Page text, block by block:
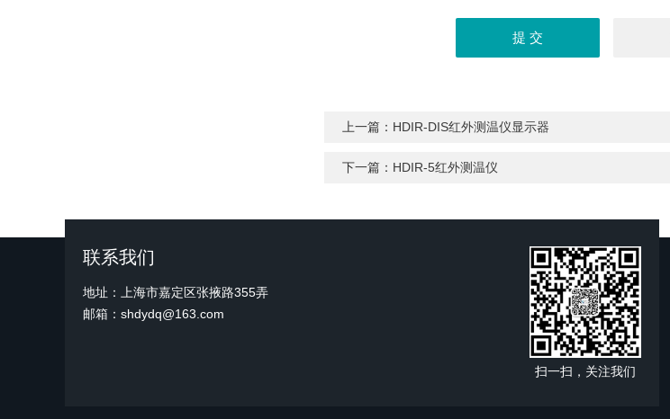
上一篇： HDIR-DIS红外测温仪显示器
下一篇： HDIR-5红外测温仪
联系我们
地址：上海市嘉定区张掖路355弄
邮箱：shdydq@163.com
扫一扫，关注我们